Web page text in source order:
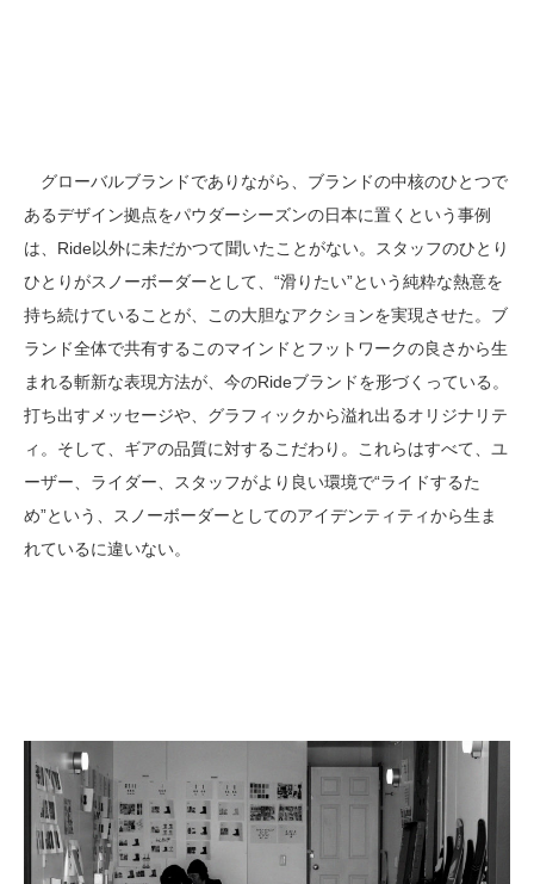
グローバルブランドでありながら、ブランドの中核のひとつで
あるデザイン拠点をパウダーシーズンの日本に置くという事例
は、Ride以外に未だかつて聞いたことがない。スタッフのひとり
ひとりがスノーボーダーとして、“滑りたい”という純粋な熱意を
持ち続けていることが、この大胆なアクションを実現させた。ブ
ランド全体で共有するこのマインドとフットワークの良さから生
まれる斬新な表現方法が、今のRideブランドを形づくっている。
打ち出すメッセージや、グラフィックから溢れ出るオリジナリテ
ィ。そして、ギアの品質に対するこだわり。これらはすべて、ユ
ーザー、ライダー、スタッフがより良い環境で“ライドするた
め”という、スノーボーダーとしてのアイデンティティから生ま
れているに違いない。